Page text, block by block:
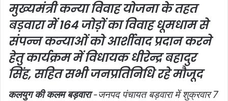
मुख्यमंत्री कन्या विवाह योजना के तहत
बड़वारा में 164 जोड़ों का विवाह धूमधाम से
संपन्नकन्याओं को आर्शीवाद प्रदान करने
हेतु कार्यक्रम में विधायक धीरेन्द्र बहादुर
सिंह, सहित सभी जनप्रतिनिधि रहे मौजूद
कलयुग की कलम बड़वारा-जनपद पंचायत बड़वारा में शुक्रवार 7